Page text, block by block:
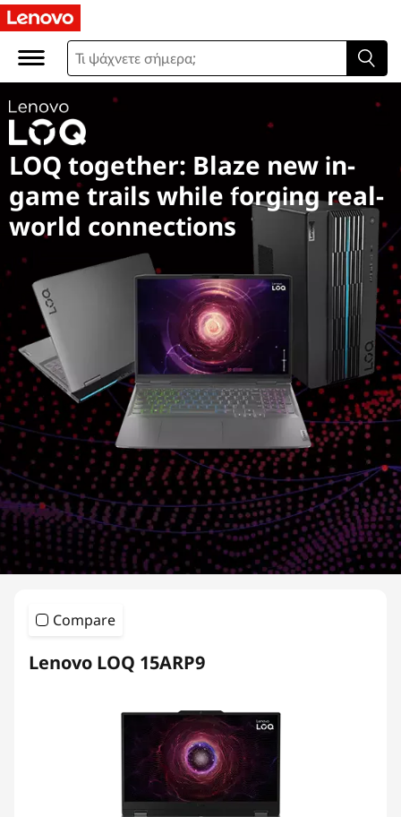
L
O
Q
L
a
p
o
p
s
LOQ together: Blaze new in-
game trails while forging real-
world connections
Compare
Lenovo LOQ 15ARP9